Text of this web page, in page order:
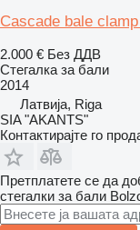
Cascade bale
2.000 € Без ДДВ
Стегалка за бали
2014
Латвија, Riga
SIA "AKANTS"
Контактирајте го
Претплатете се да
стегалки за бали